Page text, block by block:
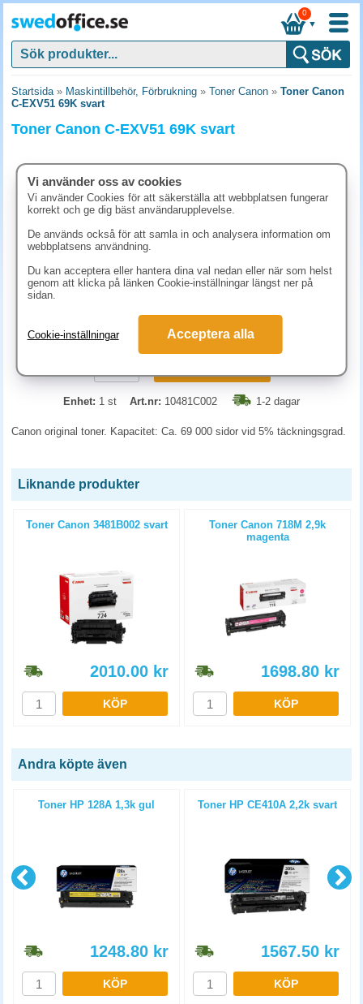
▼
0
Startsida» Maskintillbehör, Förbrukning » Toner Canon » Toner Canon
C-EXV51 69K svart
Toner Canon C-EXV51 69K svart
1947.50 kr (inkl. moms)
Enhet: 1 st Art.nr: 10481C002 1-2 dagar
Canon original toner. Kapacitet: Ca. 69 000 sidor vid 5% täckningsgrad.
Liknande produkter
Toner Canon 3481B002 svart
2010.00 kr
KÖP
Toner Canon 718M 2,9k
magenta
1698.80 kr
KÖP
Andra köpte även
Toner HP 128A 1,3k gul
1248.80 kr
KÖP
Toner HP CE410A 2,2k svart
1567.50 kr
KÖP
Vi använder oss av cookies
Vi använder Cookies för att säkerställa att webbplatsen fungerar
korrekt och ge dig bäst användarupplevelse.
De används också för att samla in och analysera information om
webbplatsens användning.
Du kan acceptera eller hantera dina val nedan eller när som helst
genom att klicka på länken Cookie-inställningar längst ner på
sidan.
Cookie-inställningar Acceptera alla